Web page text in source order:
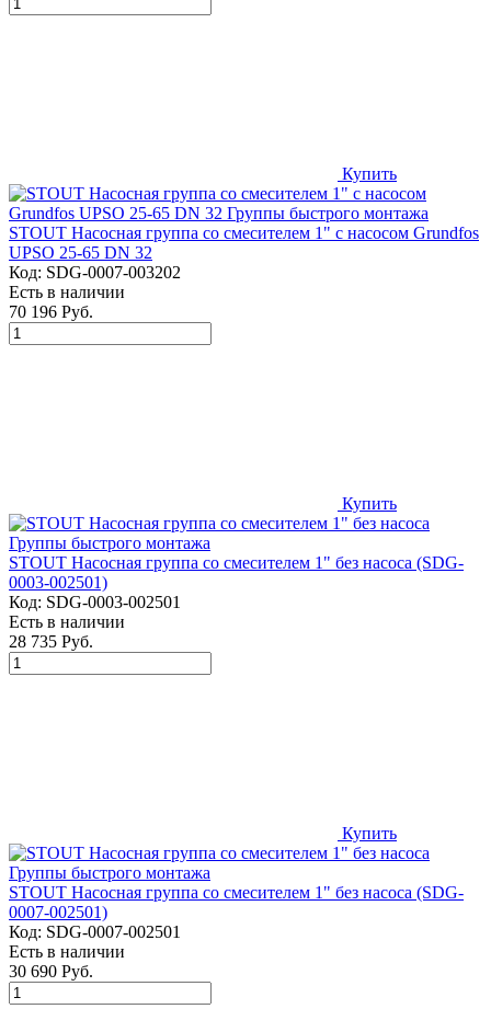
Купить
STOUT Насосная группа со смесителем 1" с насосом Grundfos
UPSO 25-65 DN 32
Код: SDG-0007-003202
Есть в наличии
70 196 Руб.
Купить
STOUT Насосная группа со смесителем 1" без насоса (SDG-
0003-002501)
Код: SDG-0003-002501
Есть в наличии
28 735 Руб.
Купить
STOUT Насосная группа со смесителем 1" без насоса (SDG-
0007-002501)
Код: SDG-0007-002501
Есть в наличии
30 690 Руб.